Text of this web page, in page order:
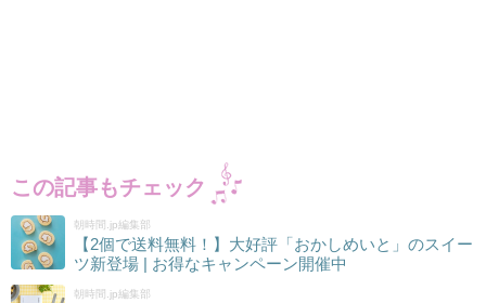
この記事もチェック
朝時間.jp編集部
【2個で送料無料！】大好評「おかしめいと」のスイー
ツ新登場 | お得なキャンペーン開催中
朝時間.jp編集部